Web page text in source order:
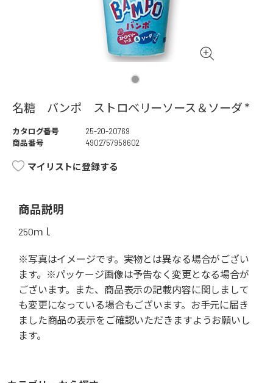
名糖 バンポ ストロベリーソース＆ソーダ *
カタログ番号
25-20-20769
商品番号
4902757958602
マイリストに登録する
商品説明
250ｍｌ
※写真はイメージです。実物とは異なる場合がござい
ます。※パッケージ画像は予告なく変更となる場合が
ございます。また、商品表示の記載内容に関しまして
も変更になっている場合もございます。お手元に届き
ました商品の表示をご確認いただきますようお願いし
ます。